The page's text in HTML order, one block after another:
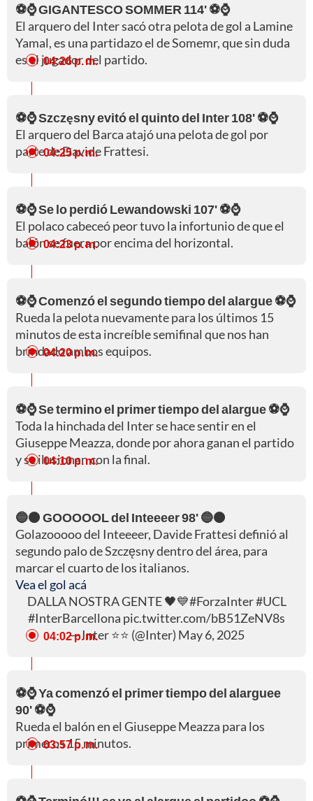
⚽⌚ GIGANTESCO SOMMER 114' ⚽⌚
El arquero del Inter sacó otra pelota de gol a Lamine
Yamal, es una partidazo el de Somemr, que sin duda
es el jugador del partido.
04:26 p. m.
⚽⌚ Szczęsny evitó el quinto del Inter 108' ⚽⌚
El arquero del Barca atajó una pelota de gol por
parte de Davide Frattesi.
04:25 p. m.
⚽⌚ Se lo perdió Lewandowski 107' ⚽⌚
El polaco cabeceó peor tuvo la infortunio de que el
balón se fuera por encima del horizontal.
04:23 p. m.
⚽⌚ Comenzó el segundo tiempo del alargue ⚽⌚
Rueda la pelota nuevamente para los últimos 15
minutos de esta increíble semifinal que nos han
brindado ambos equipos.
04:20 p. m.
⚽⌚ Se termino el primer tiempo del alargue ⚽⌚
Toda la hinchada del Inter se hace sentir en el
Giuseppe Meazza, donde por ahora ganan el partido
y se ilusionan con la final.
04:10 p. m.
🔵⚫ GOOOOOL del Inteeeer 98' 🔵⚫
Golazooooo del Inteeeer, Davide Frattesi definió al
segundo palo de Szczęsny dentro del área, para
marcar el cuarto de los italianos.
Vea el gol acá
DALLA NOSTRA GENTE 🖤💙#ForzaInter#UCL
#InterBarcellona pic.twitter.com/bB51ZeNV8s
— Inter ⭐⭐ (@Inter) May 6, 2025
04:02 p. m.
⚽⌚ Ya comenzó el primer tiempo del alarguee
90' ⚽⌚
Rueda el balón en el Giuseppe Meazza para los
primeros 15 minutos.
03:57 p. m.